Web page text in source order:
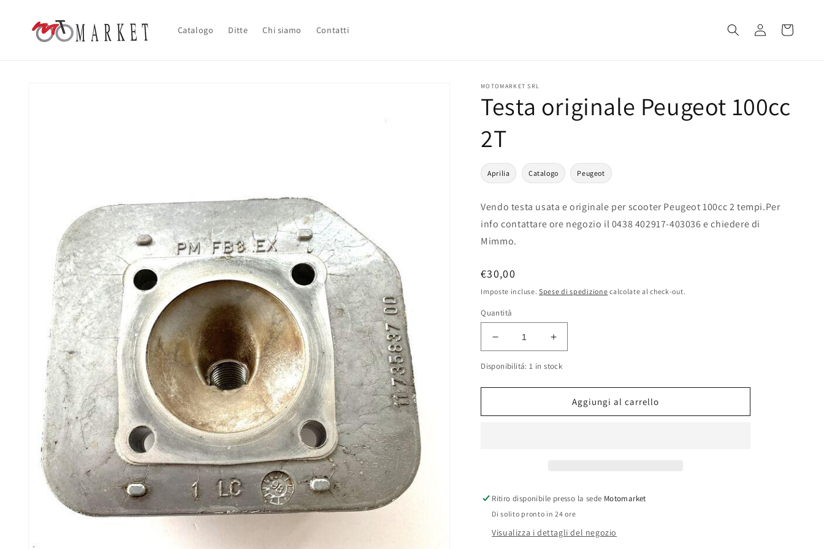
ai contenuti
Catalogo Ditte Chi siamo Contatti Accedi Carrello
MOTOMARKET SRL
Testa originale Peugeot 100cc
2T
Aprilia Catalogo Peugeot
Vendo testa usata e originale per scooter Peugeot 100cc 2 tempi.Per
info contattare ore negozio il 0438 402917-403036 e chiedere di
Mimmo.
Prezzo
di
listino
€30,00
Imposte incluse.Spese di spedizione calcolate al check-out.
Quantità
Diminuisci
quantità
per
100cc
Aumenta
quantità
per
Peugeot
100cc
Disponibilitá: 1 in stock
Aggiungi al carrello
Ritiro disponibile presso la sede Motomarket
Di solito pronto in 24 ore
Visualizza i dettagli del negozio